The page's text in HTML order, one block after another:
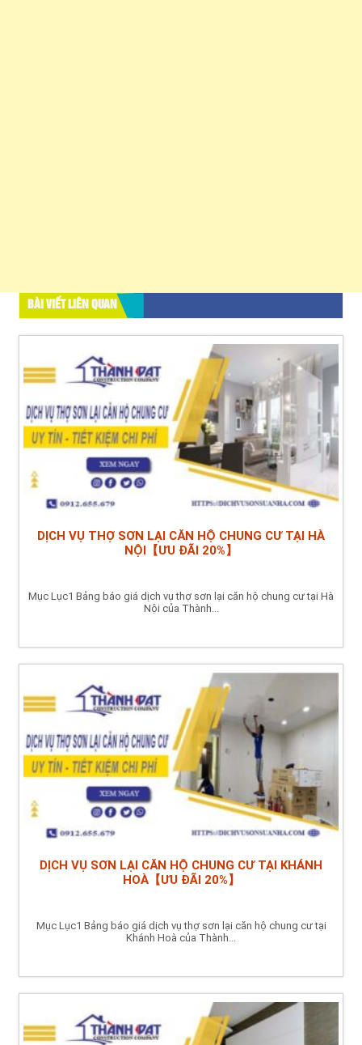
BÀI VIẾT LIÊN QUAN
DỊCH VỤ THỢ SƠN LẠI CĂN HỘ CHUNG CƯ TẠI HÀ
NỘI【ƯU ĐÃI 20%】
Mục Lục1 Bảng báo giá dịch vụ thợ sơn lại căn hộ chung cư tại Hà
Nội của Thành...
DỊCH VỤ SƠN LẠI CĂN HỘ CHUNG CƯ TẠI KHÁNH
HOÀ【ƯU ĐÃI 20%】
Mục Lục1 Bảng báo giá dịch vụ thợ sơn lại căn hộ chung cư tại
Khánh Hoà của Thành...